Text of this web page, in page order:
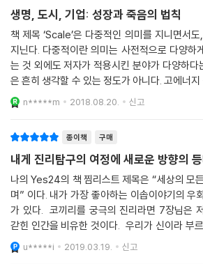
누구나 읽고 쓰고 세는 법을 배워야 하며, 세는 법
에 대해서도 배워야 한다. 스케일링은 가장 중요
고 논의도 거의 이루어지지 않는 속성이다. 하지
서는 세계를 이해한다는 것이 불가능하다. 이 책
에서 사차원으로 확장시킬 것이다. 혹시나 잃어
권을 사두시라.- 나심 니콜라스 탈레브,『블랙스
로그 스케일링이 어떻게 만물을 지배하는지를
는 세포와 생태계의 자기 유사적 동역학에서부터
이하고 도시는 그렇지 않은 이유에 이르기까지
하다. 나는 거의 쪽마다 귀퉁이를 접고 줄을 긋
드, [홀 어스 카탈로그 Whole Earth Catalog]
이 책은 명석한 통찰로 가득하다. 기업이 왜 실
이 급속한 혁신의 시대에 우리 문명이 존속하려
생명, 도시, 기업: 성장과 죽음의 법칙
책 제목 ‘Scale’은 다중적인 의미를 지니면서
지닌다. 다중적이란 의미는 사전적으로 다양하
는 것 외에도 저자가 적용시킨 분야가 다양하다
은 흔히 생각할 수 있는 정도가 아니다. 고에너지
ale’을 찾아내고 적용시킨 대상은 생명체, 도시,
수 없는 것이
n*****m 2018.08.20. 신고
종이책 구매
내게 진리탐구의 여정에 새로운 방향의
나의 Yes24의 책 찜리스트 제목은 “세상의 모
며” 이다. 내가 가장 좋아하는 이솝이야기의 우화중에서 7장님과 코끼리
가 있다. 코끼리를 궁극의 진리라면 7장님은 저마다 자기주장과 편협에
갇힌 인간을 비유한 것이다. 우리가 신이라 부
다면 ( 의인화 한다면) 그는 진리의전체를 보기
것을 알지만
u*****i 2019.03.19. 신고